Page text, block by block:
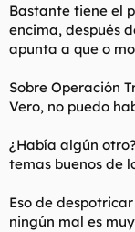
Bastante tiene el
encima, después
apunta a que o
Sobre Operación
Vero, no puedo
¿Había algún
temas buenos de
Eso de
ningún mal es